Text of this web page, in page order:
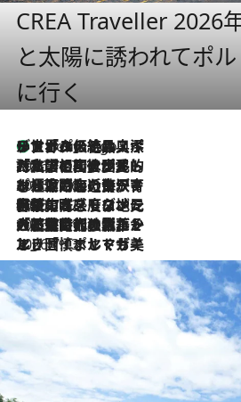
CREA Traveller
と太陽に誘われてポ
に行く
3 Hours Ago
リスボンの絶品スイーツ「パステル・デ・ナタ」とは？ポルトガル伝統の奥深い世界へ
2026.7.27
「私の祖国はポルトガル語です」国民的詩人フェルナンド・ペソアと、彼が愛した文学の街を歩く
2026.7.26
ポルトガル近海が育む極上の海の幸。キリリと冷えた白ワインと愉しむ、シーフード専門店の贅沢
2026.7.22
伝統の味をモダンに昇華。高感度な地元客が集う、リスボンの最旬ガストロノミー
2026.7.21
大航海時代の栄華から、震災、独裁、そして革命へ。ポルトガル・首都リスボンの石畳に刻まれた「歴史の光と影」
2026.7.13
エッセイ・ヤマザキマリ「慎ましくも美しき国 ポルトガル」